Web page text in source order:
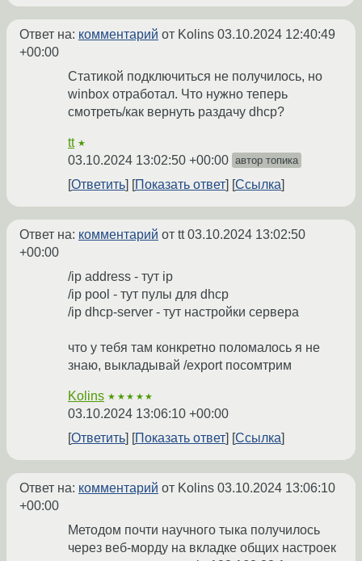
Ответ на: комментарий от Kolins 03.10.2024 12:40:49
+00:00
Статикой подключиться не получилось, но
winbox отработал. Что нужно теперь
смотреть/как вернуть раздачу dhcp?
tt ★
03.10.2024 13:02:50 +00:00 автор топика
Ответить Показать ответ Ссылка
Ответ на: комментарий от tt03.10.2024 13:02:50
+00:00
/ip address - тут ip
/ip pool - тут пулы для dhcp
/ip dhcp-server - тут настройки сервера
что у тебя там конкретно поломалось я не
знаю, выкладывай /export посомтрим
Kolins ★★★★★
03.10.2024 13:06:10 +00:00
Ответить
Показать ответ Ссылка
Ответ на: комментарий от Kolins 03.10.2024 13:06:10
+00:00
Методом почти научного тыка получилось
через веб-морду на вкладке общих настроек